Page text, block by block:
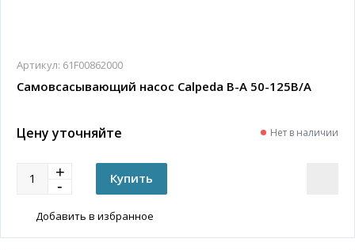
Артикул: 61F00862000
Самовсасывающий насос Calpeda B-A 50-125B/A
Цену уточняйте Нет в наличии
Добавить в избранное